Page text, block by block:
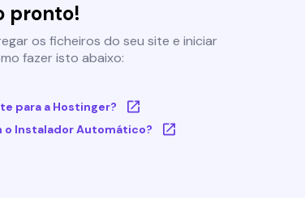
pronto!
os ficheiros do seu site e iniciar
fazer isto abaixo:
para a Hostinger?
o Instalador Automático?